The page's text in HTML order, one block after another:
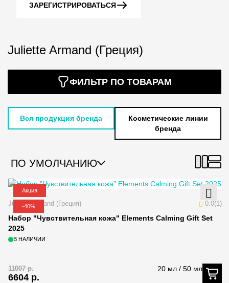
ЗАРЕГИСТРИРОВАТЬСЯ
Juliette Armand (Греция)
ФИЛЬТР ПО ТОВАРАМ
Вся продукция бренда
Косметические линии
бренда
ПО УМОЛЧАНИЮ
Акция
-40%
Juliette Armand (Греция) 0.0(1)
Набор "Чувствительная кожа" Elements Calming Gift Set
2025
В НАЛИЧИИ
6604 р.
11007 р. 20 мл / 50 мл